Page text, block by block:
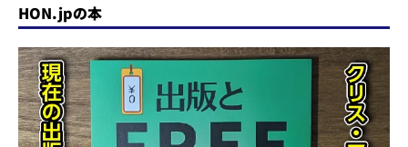
HON.jpの本